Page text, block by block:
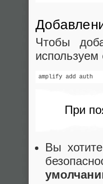
Чтобы
amplify add auth
При
Вы